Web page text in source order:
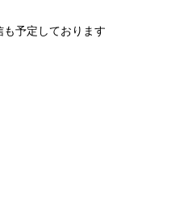
も予定しております